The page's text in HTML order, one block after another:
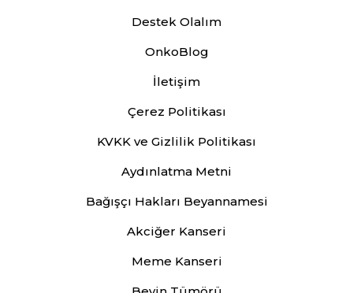
Destek Olalım
OnkoBlog
İletişim
Çerez Politikası
KVKK ve Gizlilik Politikası
Aydınlatma Metni
Bağışçı Hakları Beyannamesi
Akciğer Kanseri
Meme Kanseri